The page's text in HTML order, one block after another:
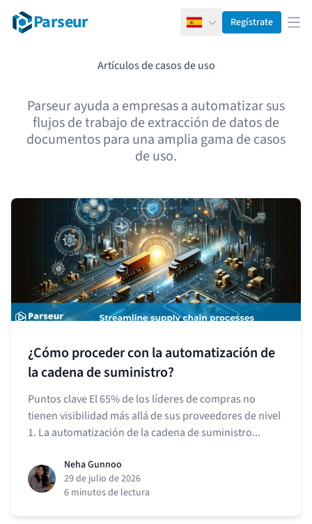
Parseur EspañolRegístrate
Artículos de casos de uso
Parseur ayuda a empresas a automatizar sus
flujos de trabajo de extracción de datos de
documentos para una amplia gama de casos
de uso.
¿Cómo proceder con la automatización de
la cadena de suministro?
Puntos clave El 65% de los líderes de compras no
tienen visibilidad más allá de sus proveedores de nivel
1. La automatización de la cadena de suministro...
Neha Gunnoo
29 de julio de 2026
6 minutos de lectura